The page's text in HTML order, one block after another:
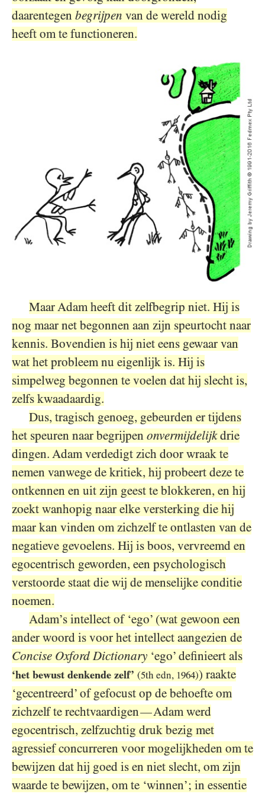
daarentegen begrijpen van de wereld nodig
heeft om te functioneren.
Maar Adam heeft dit zelfbegrip niet. Hij is
nog maar net begonnen aan zijn speurtocht naar
kennis. Bovendien is hij niet eens gewaar van
wat het probleem nu eigenlijk is. Hij is
simpelweg begonnen te voelen dat hij slecht is,
zelfs kwaadaardig.
Dus, tragisch genoeg, gebeurden er tijdens
het speuren naar begrijpen onvermijdelijkdrie
dingen. Adam verdedigt zich door wraak te
nemen vanwege de kritiek, hij probeert deze te
ontkennen en uit zijn geest te blokkeren, en hij
zoekt wanhopig naar elke versterking die hij
maar kan vinden om zichzelf te ontlasten van de
negatieve gevoelens. Hij is boos, vervreemd en
egocentrisch geworden, een psychologisch
verstoorde staat die wij de menselijke conditie
noemen.
Adam’s intellect of ‘ego’ (wat gewoon een
ander woord is voor het intellect aangezien de
Concise Oxford Dictionary ‘ego’ definieert als
‘het bewust denkende zelf’ (5th edn, 1964)) raakte
‘gecentreerd’ of gefocust op de behoefte om
zichzelf te rechtvaardigen—Adam werd
egocentrisch, zelfzuchtig druk bezig met
agressief concurreren voor mogelijkheden om te
bewijzen dat hij goed is en niet slecht, om zijn
waarde te bewijzen, om te ‘winnen’; in essentie